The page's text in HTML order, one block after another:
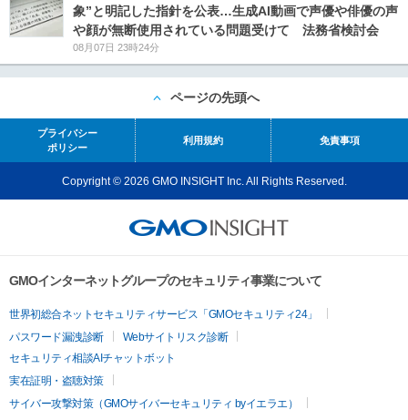
象”と明記した指針を公表…生成AI動画で声優や俳優の声
や顔が無断使用されている問題受けて 法務省検討会
08月07日 23時24分
ページの先頭へ
プライバシー
ポリシー
利用規約 免責事項
Copyright © 2026 GMO INSIGHT Inc. All Rights Reserved.
GMOインターネットグループのセキュリティ事業について
世界初総合ネットセキュリティサービス「GMOセキュリティ24」
パスワード漏洩診断
Webサイトリスク診断
セキュリティ相談AIチャットボット
実在証明・盗聴対策
サイバー攻撃対策（GMOサイバーセキュリティ byイエラエ）